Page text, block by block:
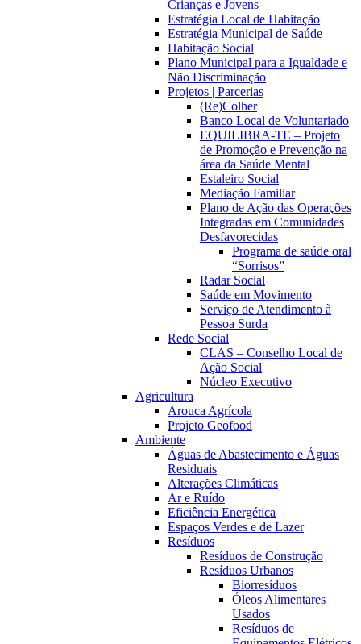
Crianças e Jovens
Estratégia Local de Habitação
Estratégia Municipal de Saúde
Habitação Social
Plano Municipal para a Igualdade e
Não Discriminação
Projetos | Parcerias
(Re)Colher
Banco Local de Voluntariado
EQUILIBRA-TE – Projeto
de Promoção e Prevenção na
área da Saúde Mental
Estaleiro Social
Mediação Familiar
Plano de Ação das Operações
Integradas em Comunidades
Desfavorecidas
Programa de saúde oral
“Sorrisos”
Radar Social
Saúde em Movimento
Serviço de Atendimento à
Pessoa Surda
Rede Social
CLAS – Conselho Local de
Ação Social
Núcleo Executivo
Agricultura
Arouca Agrícola
Projeto Geofood
Ambiente
Águas de Abastecimento e Águas
Residuais
Alterações Climáticas
Ar e Ruído
Eficiência Energética
Espaços Verdes e de Lazer
Resíduos
Resíduos de Construção
Resíduos Urbanos
Biorresíduos
Óleos Alimentares
Usados
Resíduos de